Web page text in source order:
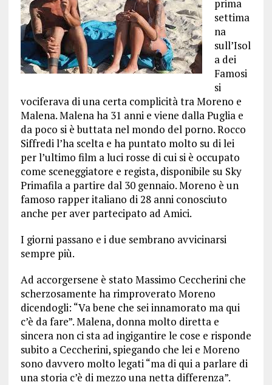
prima
settima
na
sull’Isol
a dei
Famosi
si
vociferava di una certa complicità tra Moreno e
Malena. Malena ha 31 anni e viene dalla Puglia e
da poco si è buttata nel mondo del porno. Rocco
Siffredi l’ha scelta e ha puntato molto su di lei
per l’ultimo film a luci rosse di cui si è occupato
come sceneggiatore e regista, disponibile su Sky
Primafila a partire dal 30 gennaio. Moreno è un
famoso rapper italiano di 28 anni conosciuto
anche per aver partecipato ad Amici.
I giorni passano e i due sembrano avvicinarsi
sempre più.
Ad accorgersene è stato Massimo Ceccherini che
scherzosamente ha rimproverato Moreno
dicendogli: “Va bene che sei innamorato ma qui
c’è da fare”. Malena, donna molto diretta e
sincera non ci sta ad ingigantire le cose e risponde
subito a Ceccherini, spiegando che lei e Moreno
sono davvero molto legati “ma di qui a parlare di
una storia c’è di mezzo una netta differenza”.